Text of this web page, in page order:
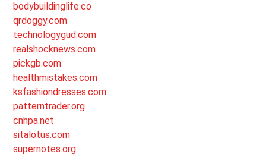
bodybuildinglife.co
qrdoggy.com
technologygud.com
realshocknews.com
pickgb.com
healthmistakes.com
ksfashiondresses.com
patterntrader.org
cnhpa.net
sitalotus.com
supernotes.org